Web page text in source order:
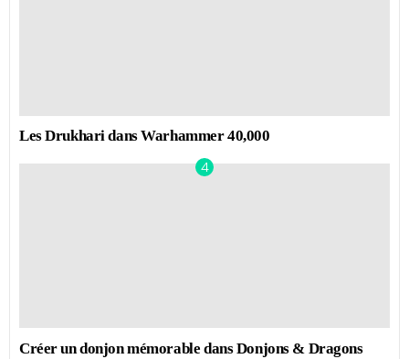
Les Drukhari dans Warhammer 40,000
Créer un donjon mémorable dans Donjons & Dragons